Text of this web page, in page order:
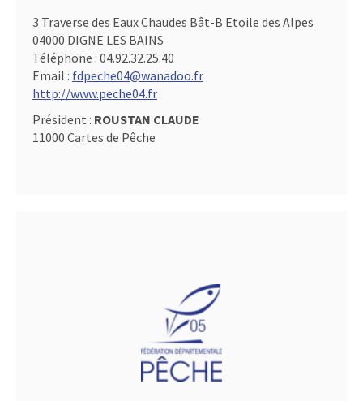
3 Traverse des Eaux Chaudes Bât-B Etoile des Alpes
04000 DIGNE LES BAINS
Téléphone : 04.92.32.25.40
Email : fdpeche04@wanadoo.fr
http://www.peche04.fr
Président : ROUSTAN CLAUDE
11000 Cartes de Pêche